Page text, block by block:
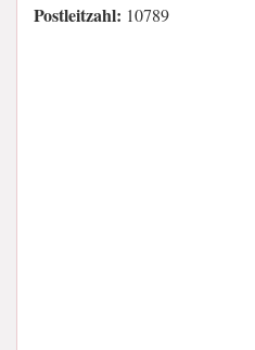
Postleitzahl: 10789